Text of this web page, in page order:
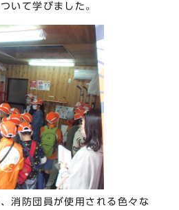
いて学びました。
消防団員が使用される色々な